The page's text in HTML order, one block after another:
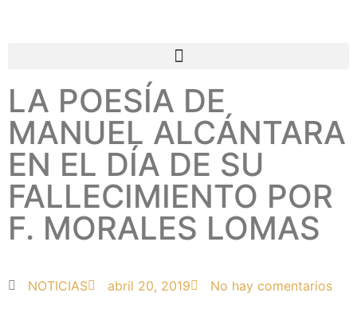
LA POESÍA DE
MANUEL ALCÁNTARA
EN EL DÍA DE SU
FALLECIMIENTO POR
F. MORALES LOMAS
NOTICIAS abril 20, 2019 No hay comentarios